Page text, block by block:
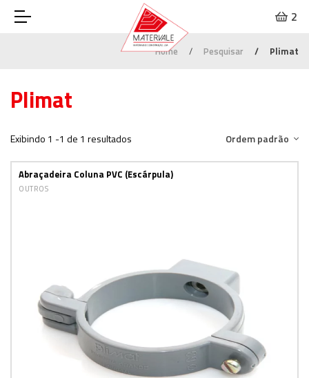
2
Home Pesquisar Plimat
Plimat
Exibindo 1 -1 de 1 resultados Ordem padrão
Abraçadeira Coluna PVC (Escárpula)
OUTROS